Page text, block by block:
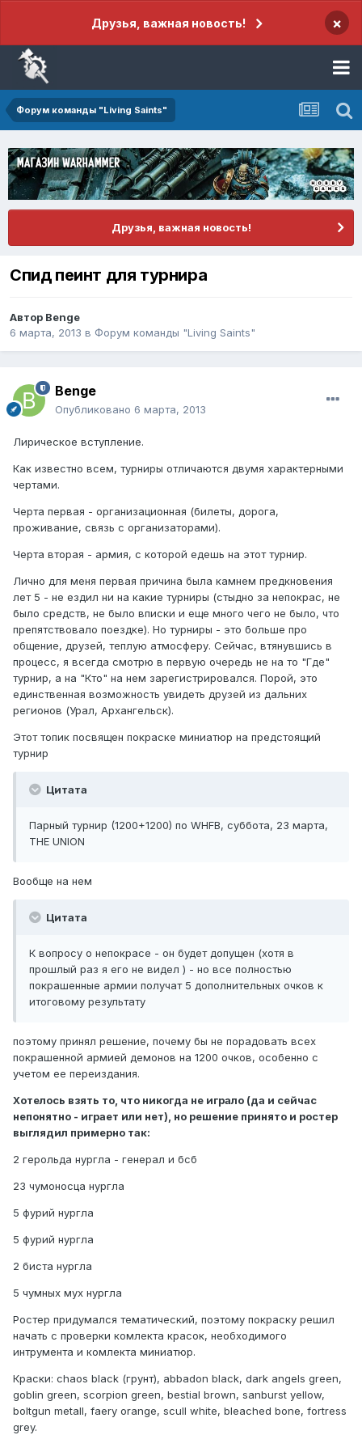
Друзья, важная новость! ×
Форум команды "Living Saints"
Друзья, важная новость!
Спид пеинт для турнира
Автор Benge
6 марта, 2013 в Форум команды "Living Saints"
Benge
Опубликовано 6 марта, 2013
Лирическое вступление.
Как известно всем, турниры отличаются двумя характерными
чертами.
Черта первая - организационная (билеты, дорога,
проживание, связь с организаторами).
Черта вторая - армия, с которой едешь на этот турнир.
Лично для меня первая причина была камнем предкновения
лет 5 - не ездил ни на какие турниры (стыдно за непокрас, не
было средств, не было вписки и еще много чего не было, что
препятствовало поездке). Но турниры - это больше про
общение, друзей, теплую атмосферу. Сейчас, втянувшись в
процесс, я всегда смотрю в первую очередь не на то "Где"
турнир, а на "Кто" на нем зарегистрировался. Порой, это
единственная возможность увидеть друзей из дальних
регионов (Урал, Архангельск).
Этот топик посвящен покраске миниатюр на предстоящий
турнир
Цитата
Парный турнир (1200+1200) по WHFB, суббота, 23 марта,
THE UNION
Вообще на нем
Цитата
К вопросу о непокрасе - он будет допущен (хотя в
прошлый раз я его не видел ) - но все полностью
покрашенные армии получат 5 дополнительных очков к
итоговому результату
поэтому принял решение, почему бы не порадовать всех
покрашенной армией демонов на 1200 очков, особенно с
учетом ее переиздания.
Хотелось взять то, что никогда не играло (да и сейчас
непонятно - играет или нет), но решение принято и ростер
выглядил примерно так:
2 герольда нургла - генерал и бсб
23 чумоносца нургла
5 фурий нургла
5 фурий нургла
2 биста нургла
5 чумных мух нургла
Ростер придумался тематический, поэтому покраску решил
начать с проверки комлекта красок, необходимого
интрумента и комлекта миниатюр.
Краски: chaos black (грунт), abbadon black, dark angels green,
goblin green, scorpion green, bestial brown, sanburst yellow,
boltgun metall, faery orange, scull white, bleached bone, fortress
grey.